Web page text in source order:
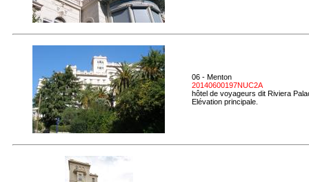
06 - Menton
20140600197NUC2A
hôtel de voyageurs dit Riviera
Elévation principale.